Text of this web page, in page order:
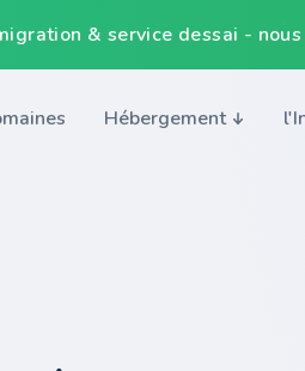
& service dessai -
Hébergement